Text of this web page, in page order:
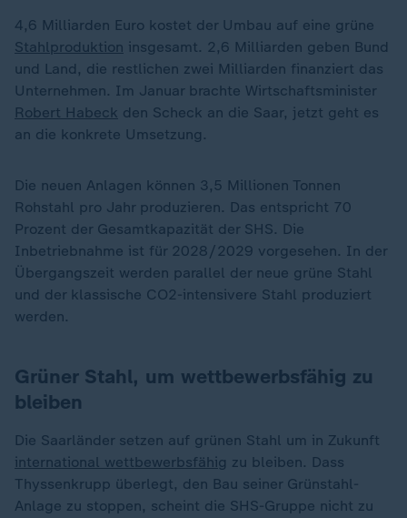
4,6 Milliarden Euro kostet der Umbau auf eine grüne
Stahlproduktion insgesamt. 2,6 Milliarden geben Bund
und Land, die restlichen zwei Milliarden finanziert das
Unternehmen. Im Januar brachte Wirtschaftsminister
Robert Habeck den Scheck an die Saar, jetzt geht es
an die konkrete Umsetzung.
Die neuen Anlagen können 3,5 Millionen Tonnen
Rohstahl pro Jahr produzieren. Das entspricht 70
Prozent der Gesamtkapazität der SHS. Die
Inbetriebnahme ist für 2028/2029 vorgesehen. In der
Übergangszeit werden parallel der neue grüne Stahl
und der klassische CO2-intensivere Stahl produziert
werden.
Grüner Stahl, um wettbewerbsfähig zu
bleiben
Die Saarländer setzen auf grünen Stahl um in Zukunft
international wettbewerbsfähig zu bleiben. Dass
Thyssenkrupp überlegt, den Bau seiner Grünstahl-
Anlage zu stoppen, scheint die SHS-Gruppe nicht zu